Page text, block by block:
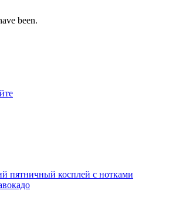
been.
пятничный косплей с нотками